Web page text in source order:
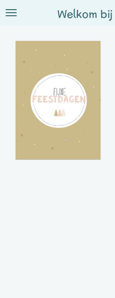
Ga
hoofdinhoud
Welkom bij